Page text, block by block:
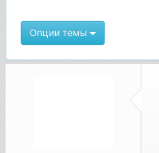
Опции темы